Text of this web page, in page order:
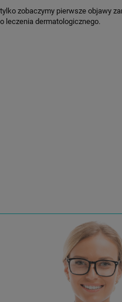
zobaczymy pierwsze objawy
leczenia dermatologicznego.